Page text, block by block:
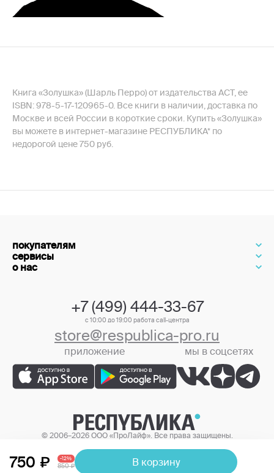
750 -12%
850 В корзину
Книга «Золушка» (Шарль Перро) от издательства АСТ, ее
ISBN: 978-5-17-120965-0. Все книги в наличии, доставка по
Москве и всей России в короткие сроки. Купить «Золушка»
вы можете в интернет-магазине РЕСПУБЛИКА* по
недорогой цене 750 руб.
покупателям
сервисы
о нас
+7 (499) 444-33-67
с 10:00 до 19:00 работа call-центра
store@respublica-pro.ru
приложение мы в соцсетях
© 2006–2026 ООО «ПроЛайф». Все права защищены.